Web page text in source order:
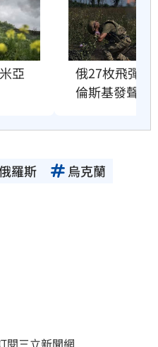
亞
俄27枚飛彈烏
倫斯基發聲了
羅斯
烏克蘭
三立新聞網